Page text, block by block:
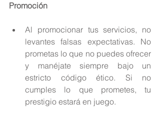
Promoción
Al promocionar tus servicios, no
levantes falsas expectativas. No
prometas lo que no puedes ofrecer
y manéjate siempre bajo un
estricto código ético. Si no
cumples lo que prometes, tu
prestigio estará en juego.